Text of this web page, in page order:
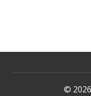
©